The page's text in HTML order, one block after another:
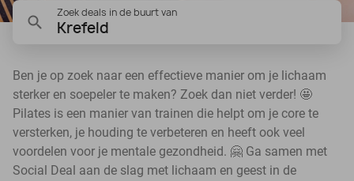
Zoek deals in de buurt van
Krefeld
Ben je op zoek naar een effectieve manier om je lichaam
sterker en soepeler te maken? Zoek dan niet verder! 🤩
Pilates is een manier van trainen die helpt om je core te
versterken, je houding te verbeteren en heeft ook veel
voordelen voor je mentale gezondheid. 🤗 Ga samen met
Social Deal aan de slag met lichaam en geest in de